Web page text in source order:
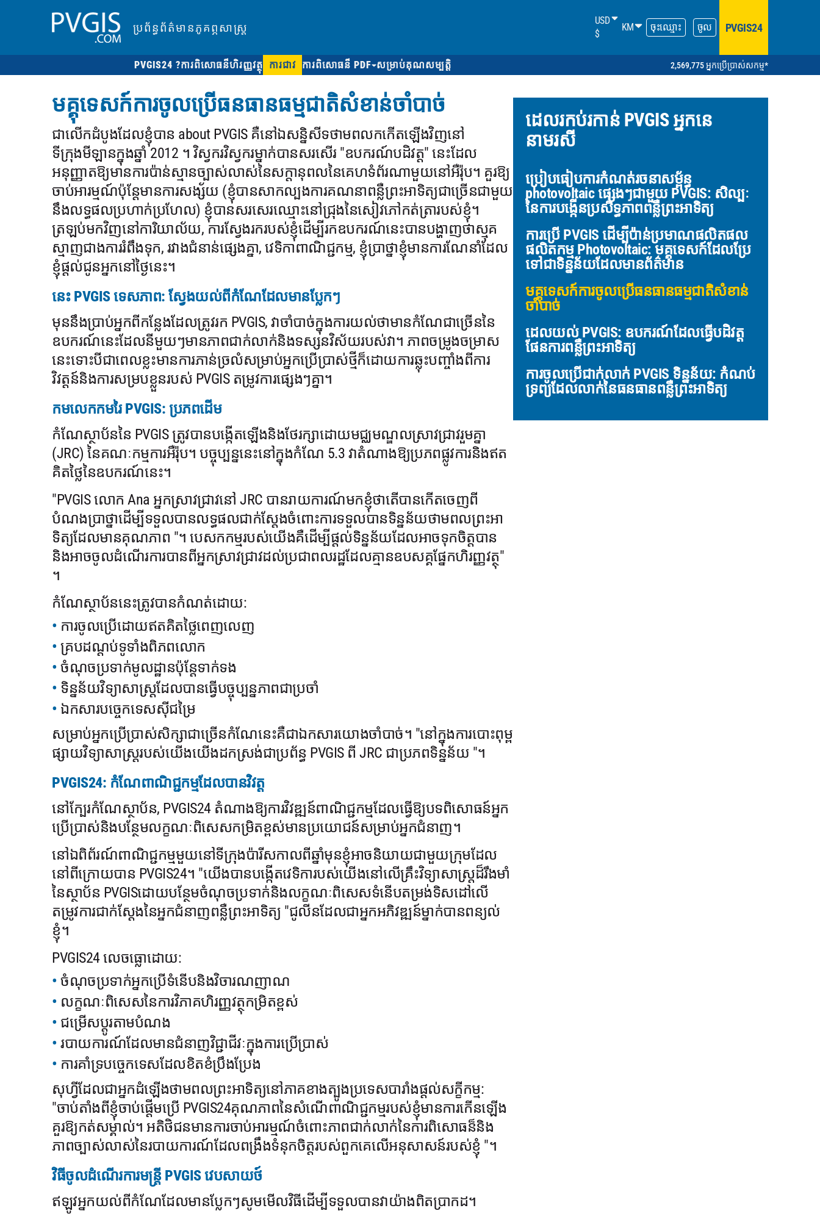
ប្រព័ន្ធព័ត៌មានភូគព្ភសាស្ត្រ
USD
$
KM ចុះឈ្មោះ ចូល PVGIS24
PVGIS24 ?ការពិសោធន៏ហិរញ្ញវត្ថុ ការជាវ ការពិសោធន៏ PDF សម្រាប់គុណសម្បត្តិ 2,569,775 អ្នកប្រើប្រាស់សកម្ម*
មគ្គុទេសក៍ការចូលប្រើធនធានធម្មជាតិសំខាន់ចាំបាច់
ជាលើកដំបូងដែលខ្ញុំបាន about PVGIS គឺនៅឯសន្និសីទថាមពលកកើតឡើងវិញនៅ
ទីក្រុងមីឡានក្នុងឆ្នាំ 2012 ។ វិស្វករវិស្វករម្នាក់បានសរសើរ "ឧបករណ៍បដិវត្ត" នេះដែល
អនុញ្ញាតឱ្យមានការប៉ាន់ស្មានច្បាស់លាស់នៃសក្តានុពលនៃគេហទំព័រណាមួយនៅអឺរ៉ុប។ គួរឱ្យ
ចាប់អារម្មណ៍ប៉ុន្តែមានការសង្ស័យ (ខ្ញុំបានសាកល្បងការគណនាពន្លឺព្រះអាទិត្យជាច្រើនជាមួយ
នឹងលទ្ធផលប្រហាក់ប្រហែល) ខ្ញុំបានសរសេរឈ្មោះនៅជ្រុងនៃសៀវភៅកត់ត្រារបស់ខ្ញុំ។
ត្រឡប់មកវិញនៅការិយាល័យ, ការស្វែងរករបស់ខ្ញុំដើម្បីរកឧបករណ៍នេះបានបង្ហាញថាស្មុគ
ស្មាញជាងការរំពឹងទុក, រវាងជំនាន់ផ្សេងគ្នា, វេទិកាពាណិជ្ជកម្ម, ខ្ញុំប្រាថ្នាខ្ញុំមានការណែនាំដែល
ខ្ញុំផ្តល់ជូនអ្នកនៅថ្ងៃនេះ។
នេះ PVGIS ទេសភាព: ស្វែងយល់ពីកំណែដែលមានប្លែកៗ
មុននឹងប្រាប់អ្នកពីកន្លែងដែលត្រូវរក PVGIS, វាចាំបាច់ក្នុងការយល់ថាមានកំណែជាច្រើននៃ
ឧបករណ៍នេះដែលនីមួយៗមានភាពជាក់លាក់និងទស្សនវិស័យរបស់វា។ ភាពចម្រូងចម្រាស
នេះទោះបីជាពេលខ្លះមានការភាន់ច្រលំសម្រាប់អ្នកប្រើប្រាស់ថ្មីក៏ដោយការឆ្លុះបញ្ចាំងពីការ
វិវត្តន៍និងការសម្របខ្លួនរបស់ PVGIS តម្រូវការផ្សេងៗគ្នា។
កមលេកកមរៃ PVGIS: ប្រភពដើម
កំណែស្ថាប័ននៃ PVGIS ត្រូវបានបង្កើតឡើងនិងថែរក្សាដោយមជ្ឈមណ្ឌលស្រាវជ្រាវរួមគ្នា
(JRC) នៃគណៈកម្មការអឺរ៉ុប។ បច្ចុប្បន្ននេះនៅក្នុងកំណែ 5.3 វាតំណាងឱ្យប្រភពផ្លូវការនិងឥត
គិតថ្លៃនៃឧបករណ៍នេះ។
"PVGIS លោក Ana អ្នកស្រាវជ្រាវនៅ JRC បានរាយការណ៍មកខ្ញុំថាតើបានកើតចេញពី
បំណងប្រាថ្នាដើម្បីទទួលបានលទ្ធផលជាក់ស្តែងចំពោះការទទួលបានទិន្នន័យថាមពលព្រះអា
ទិត្យដែលមានគុណភាព "។ បេសកកម្មរបស់យើងគឺដើម្បីផ្តល់ទិន្នន័យដែលអាចទុកចិត្តបាន
និងអាចចូលដំណើរការបានពីអ្នកស្រាវជ្រាវដល់ប្រជាពលរដ្ឋដែលគ្មានឧបសគ្គផ្នែកហិរញ្ញវត្ថុ"
។
កំណែស្ថាប័ននេះត្រូវបានកំណត់ដោយ:
ការចូលប្រើដោយឥតគិតថ្លៃពេញលេញ
គ្របដណ្តប់ទូទាំងពិភពលោក
ចំណុចប្រទាក់មូលដ្ឋានប៉ុន្តែទាក់ទង
ទិន្នន័យវិទ្យាសាស្ត្រដែលបានធ្វើបច្ចុប្បន្នភាពជាប្រចាំ
ឯកសារបច្ចេកទេសស៊ីជម្រៃ
សម្រាប់អ្នកប្រើប្រាស់សិក្សាជាច្រើនកំណែនេះគឺជាឯកសារយោងចាំបាច់។ "នៅក្នុងការបោះពុម្ព
ផ្សាយវិទ្យាសាស្ត្ររបស់យើងយើងដកស្រង់ជាប្រព័ន្ធ PVGIS ពី JRC ជាប្រភពទិន្នន័យ "។
PVGIS24: កំណែពាណិជ្ជកម្មដែលបានវិវត្ត
នៅក្បែរកំណែស្ថាប័ន, PVGIS24 តំណាងឱ្យការវិវឌ្ឍន៍ពាណិជ្ជកម្មដែលធ្វើឱ្យបទពិសោធន៍អ្នក
ប្រើប្រាស់និងបន្ថែមលក្ខណៈពិសេសកម្រិតខ្ពស់មានប្រយោជន៍សម្រាប់អ្នកជំនាញ។
នៅឯពិព័រណ៍ពាណិជ្ជកម្មមួយនៅទីក្រុងប៉ារីសកាលពីឆ្នាំមុនខ្ញុំអាចនិយាយជាមួយក្រុមដែល
នៅពីក្រោយបាន PVGIS24។ "យើងបានបង្កើតវេទិការបស់យើងនៅលើគ្រឹះវិទ្យាសាស្ត្រដ៏រឹងមាំ
នៃស្ថាប័ន PVGISដោយបន្ថែមចំណុចប្រទាក់និងលក្ខណៈពិសេសទំនើបតម្រង់ទិសដៅលើ
តម្រូវការជាក់ស្តែងនៃអ្នកជំនាញពន្លឺព្រះអាទិត្យ "ជូលីនដែលជាអ្នកអភិវឌ្ឍន៍ម្នាក់បានពន្យល់
ខ្ញុំ។
PVGIS24 លេចធ្លោដោយ:
ចំណុចប្រទាក់អ្នកប្រើទំនើបនិងវិចារណញាណ
លក្ខណៈពិសេសនៃការវិភាគហិរញ្ញវត្ថុកម្រិតខ្ពស់
ជម្រើសប្តូរតាមបំណង
របាយការណ៍ដែលមានជំនាញវិជ្ជាជីវៈក្នុងការប្រើប្រាស់
ការគាំទ្របច្ចេកទេសដែលខិតខំប្រឹងប្រែង
សុហ្វីដែលជាអ្នកដំឡើងថាមពលព្រះអាទិត្យនៅភាគខាងត្បូងប្រទេសបារាំងផ្តល់សក្ខីកម្ម:
"ចាប់តាំងពីខ្ញុំចាប់ផ្តើមប្រើ PVGIS24គុណភាពនៃសំណើពាណិជ្ជកម្មរបស់ខ្ញុំមានការកើនឡើង
គួរឱ្យកត់សម្គាល់។ អតិថិជនមានការចាប់អារម្មណ៍ចំពោះភាពជាក់លាក់នៃការពិសោធន៏និង
ភាពច្បាស់លាស់នៃរបាយការណ៍ដែលពង្រឹងទំនុកចិត្តរបស់ពួកគេលើអនុសាសន៍របស់ខ្ញុំ "។
វិធីចូលដំណើរការមន្រ្តី PVGIS វេបសាយថ៍
ឥឡូវអ្នកយល់ពីកំណែដែលមានប្លែកៗសូមមើលវិធីដើម្បីទទួលបានវាយ៉ាងពិតប្រាកដ។
ដេលរកប់រកាន់ PVGIS អ្នកនេ
នាមរសី
ប្រៀបធៀបការកំណត់រចនាសម្ព័ន្ធ
photovoltaic ផ្សេងៗជាមួយ PVGIS: សិល្បៈ
នៃការបង្កើនប្រសិទ្ធភាពពន្លឺព្រះអាទិត្យ
ការប្រើ PVGIS ដើម្បីប៉ាន់ប្រមាណផលិតផល
ផលិតកម្ម Photovoltaic: មគ្គុទេសក៍ដែលប្រែ
ទៅជាទិន្នន័យដែលមានព័ត៌មាន
មគ្គុទេសក៍ការចូលប្រើធនធានធម្មជាតិសំខាន់
ចាំបាច់
ដេលយល់ PVGIS: ឧបករណ៍ដែលធ្វើបដិវត្ត
ផែនការពន្លឺព្រះអាទិត្យ
ការចូលប្រើជាក់លាក់ PVGIS ទិន្នន័យ: កំណប់
ទ្រព្យដែលលាក់នៃធនធានពន្លឺព្រះអាទិត្យ